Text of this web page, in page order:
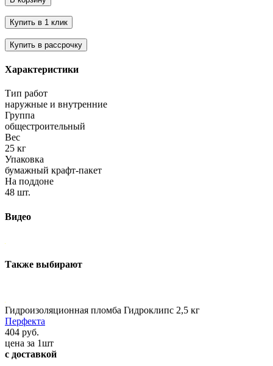
Характеристики
Тип работ
наружные и внутренние
Группа
общестроительный
Вес
25 кг
Упаковка
бумажный крафт-пакет
На поддоне
48 шт.
Видео
Также выбирают
Гидроизоляционная пломба Гидроклипс 2,5 кг
Перфекта
404 руб.
цена за 1шт
с доставкой